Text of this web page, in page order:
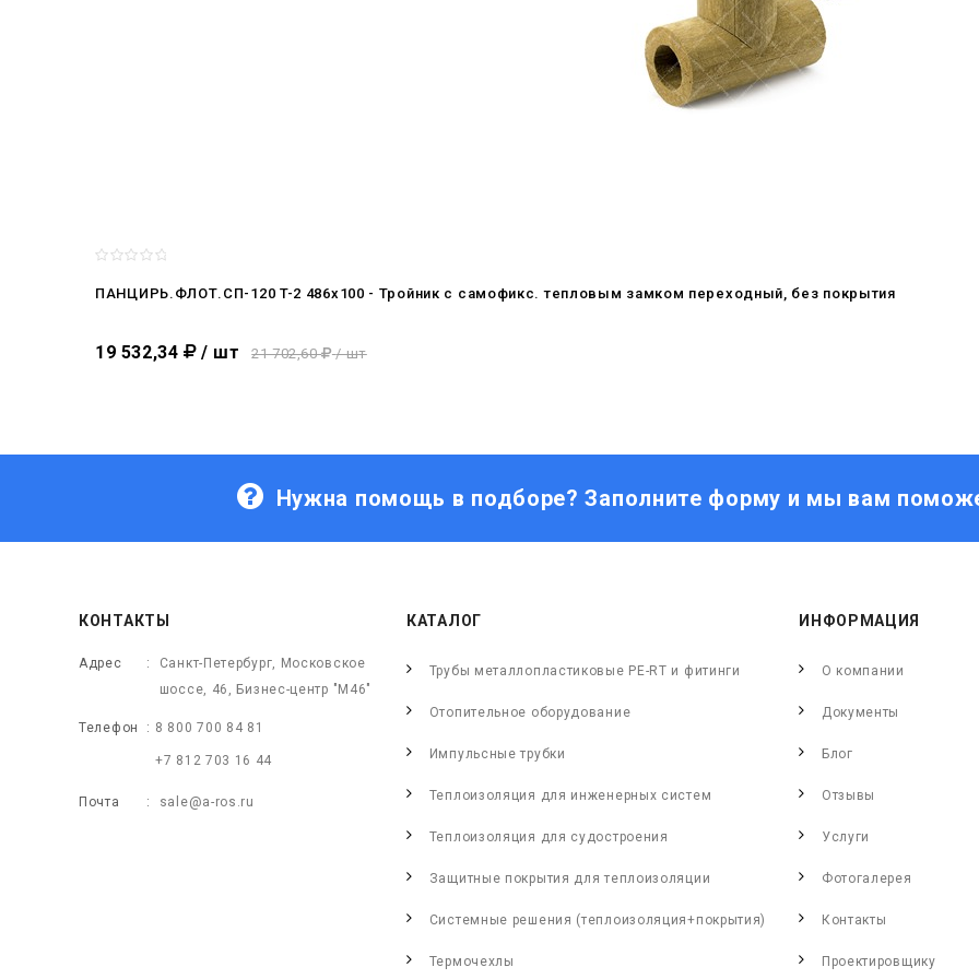
ПАНЦИРЬ.ФЛОТ.СП-120 T-2 486x100 - Тройник c самофикс. тепловым замком переходный, без покрытия
19 532,34 / шт 21 702,60 / шт
Нужна помощь в подборе? Заполните форму и мы вам
КОНТАКТЫ
Адрес
Санкт-Петербург, Московское
шоссе, 46, Бизнес-центр "М46"
Телефон 8 800 700 84 81
+7 812 703 16 44
Почта sale@a-ros.ru
КАТАЛОГ
Трубы металлопластиковые PE-RT и фитинги
Отопительное оборудование
Импульсные трубки
Теплоизоляция для инженерных систем
Теплоизоляция для судостроения
Защитные покрытия для теплоизоляции
Системные решения (теплоизоляция+покрытия)
Термочехлы
ИНФОРМАЦИЯ
О компании
Документы
Блог
Отзывы
Услуги
Фотогалерея
Контакты
Проектировщику